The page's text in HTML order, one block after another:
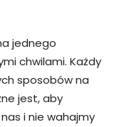
jednego
chwilami. Każdy
sposobów na
jest, aby
i nie wahajmy